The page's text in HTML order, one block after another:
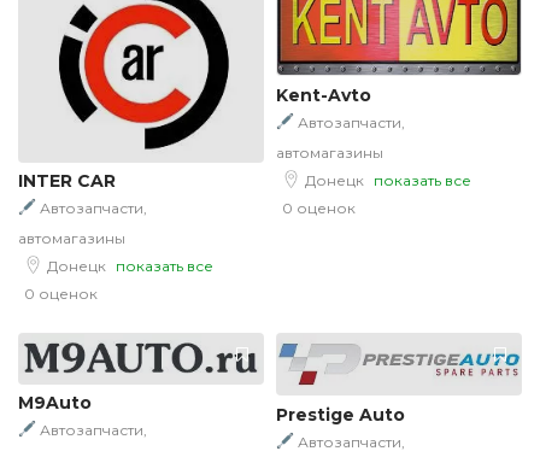
INTER CAR
Автозапчасти,
автомагазины
Донецк
показать все
0 оценок
Kent-Avto
Автозапчасти,
автомагазины
Донецк
показать все
0 оценок
M9Auto
Автозапчасти,
Prestige Auto
Автозапчасти,